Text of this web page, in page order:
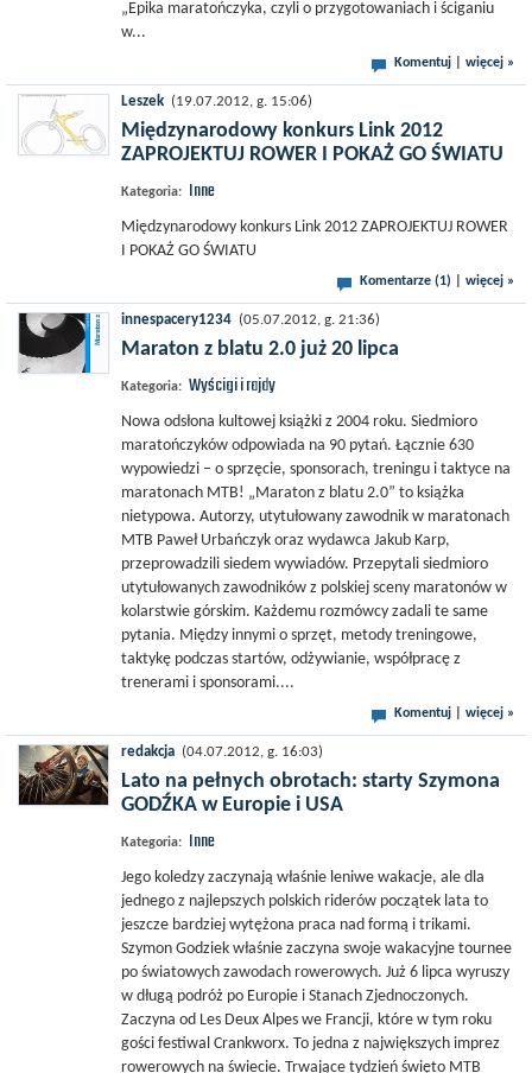
„Epika maratończyka, czyli o przygotowaniach i ściganiu
w...
Komentuj więcej »
Leszek (19.07.2012, g. 15:06)
Międzynarodowy konkurs Link 2012
ZAPROJEKTUJ ROWER I POKAŻ GO ŚWIATU
Kategoria: Inne
Międzynarodowy konkurs Link 2012 ZAPROJEKTUJ ROWER
I POKAŻ GO ŚWIATU
Komentarze (1) więcej »
innespacery1234 (05.07.2012, g. 21:36)
Maraton z blatu 2.0 już 20 lipca
Kategoria: Wyścigi i rajdy
Nowa odsłona kultowej książki z 2004 roku. Siedmioro
maratończyków odpowiada na 90 pytań. Łącznie 630
wypowiedzi – o sprzęcie, sponsorach, treningu i taktyce na
maratonach MTB! „Maraton z blatu 2.0” to książka
nietypowa. Autorzy, utytułowany zawodnik w maratonach
MTB Paweł Urbańczyk oraz wydawca Jakub Karp,
przeprowadzili siedem wywiadów. Przepytali siedmioro
utytułowanych zawodników z polskiej sceny maratonów w
kolarstwie górskim. Każdemu rozmówcy zadali te same
pytania. Między innymi o sprzęt, metody treningowe,
taktykę podczas startów, odżywianie, współpracę z
trenerami i sponsorami....
Komentuj więcej »
redakcja (04.07.2012, g. 16:03)
Lato na pełnych obrotach: starty Szymona
GODŹKA w Europie i USA
Kategoria: Inne
Jego koledzy zaczynają właśnie leniwe wakacje, ale dla
jednego z najlepszych polskich riderów początek lata to
jeszcze bardziej wytężona praca nad formą i trikami.
Szymon Godziek właśnie zaczyna swoje wakacyjne tournee
po światowych zawodach rowerowych. Już 6 lipca wyruszy
w długą podróż po Europie i Stanach Zjednoczonych.
Zaczyna od Les Deux Alpes we Francji, które w tym roku
gości festiwal Crankworx. To jedna z największych imprez
rowerowych na świecie. Trwające tydzień święto MTB